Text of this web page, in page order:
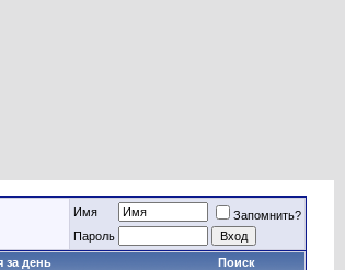
Имя
Запомнить?
Пароль
за день Поиск